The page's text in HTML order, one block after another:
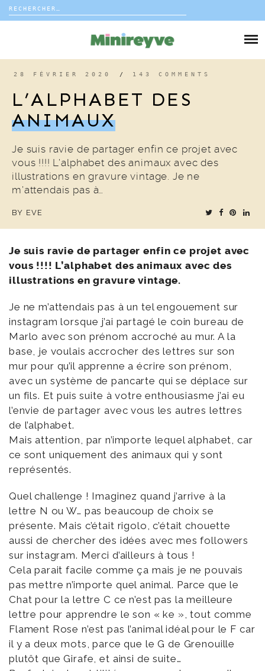
Rechercher :
VIE DE FAMILLE
DÉCO
COUP DE COEUR
28 FÉVRIER 2020 / 143 COMMENTS
L’ALPHABET DES
ANIMAUX
Je suis ravie de partager enfin ce projet avec
vous !!!! L’alphabet des animaux avec des
illustrations en gravure vintage. Je ne
m’attendais pas à…
BY EVE
Je suis ravie de partager enfin ce projet avec
vous !!!! L’alphabet des animaux avec des
illustrations en gravure vintage.
Je ne m’attendais pas à un tel engouement sur
instagram lorsque j’ai partagé le coin bureau de
Marlo avec son prénom accroché au mur. A la
base, je voulais accrocher des lettres sur son
mur pour qu’il apprenne a écrire son prénom,
avec un système de pancarte qui se déplace sur
un fils. Et puis suite à votre enthousiasme j’ai eu
l’envie de partager avec vous les autres lettres
de l’alphabet.
Mais attention, par n’importe lequel alphabet, car
ce sont uniquement des animaux qui y sont
représentés.
Quel challenge ! Imaginez quand j’arrive à la
lettre N ou W… pas beaucoup de choix se
présente. Mais c’était rigolo, c’était chouette
aussi de chercher des idées avec mes followers
sur instagram. Merci d’ailleurs à tous !
Cela parait facile comme ça mais je ne pouvais
pas mettre n’importe quel animal. Parce que le
Chat pour la lettre C ce n’est pas la meilleure
lettre pour apprendre le son « ke », tout comme
Flament Rose n’est pas l’animal idéal pour le F car
il y a deux mots, parce que le G de Grenouille
plutôt que Girafe, et ainsi de suite…